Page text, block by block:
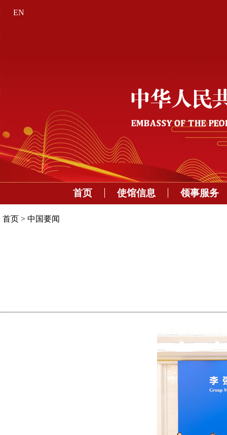
EN
首页 使馆信息 领事服务
首页 > 中国要闻